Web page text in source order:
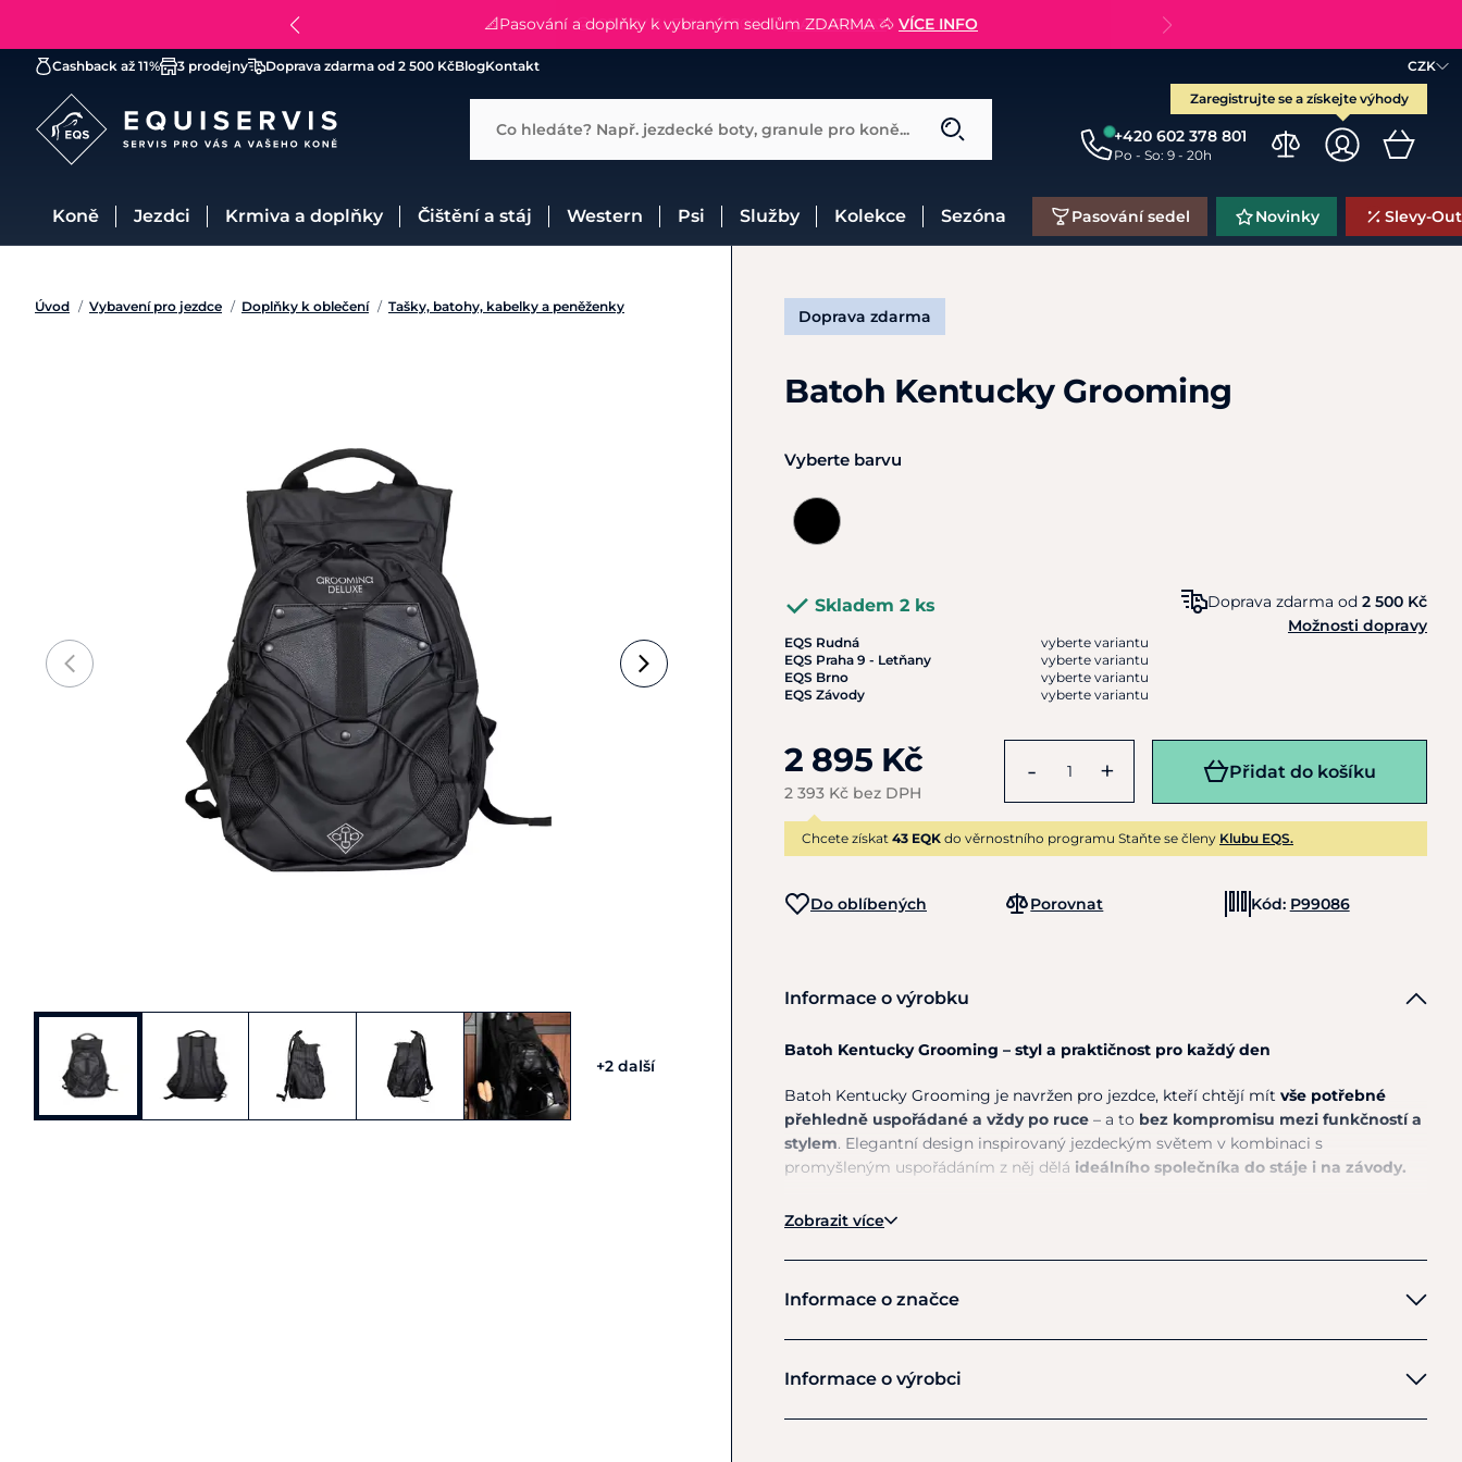
SLEVA 13% na vše od Cassini! CHCI SLEVU
😮 CRAZY SLEVY AŽ 70% 😮 NAKUPOVAT
📐Pasování a doplňky k vybraným sedlům ZDARMA 🐴 VÍCE INFO
CZK
Zaregistrujte se a získejte výhody
+420 602 378 801
Po - So: 9 - 20h
Cashback až 11% 3 prodejny Doprava zdarma od 2 500 KčBlogKontakt
Co hledáte? Např. jezdecké boty, granule pro koně...
Koně Jezdci Krmiva a doplňky Čištění a stáj Western Psi Služby Kolekce Sezóna Pasování sedel Novinky Slevy-
Úvod / Vybavení pro jezdce / Doplňky k oblečení / Tašky, batohy, kabelky a peněženky
+2 další
Doprava zdarma
Batoh Kentucky Grooming
Vyberte barvu
Skladem 2 ks
EQS Rudná
vyberte variantu
EQS Praha 9 - Letňany
vyberte variantu
EQS Brno
vyberte variantu
EQS Závody
vyberte variantu
Doprava zdarma od 2 500 Kč
Možnosti dopravy
2 895 Kč
2 393 Kč bez DPH
- + Přidat do košíku
Chcete získat 43 EQK do věrnostního programu Staňte se členy Klubu EQS.
Do oblíbených Porovnat Kód: P99086
Informace o výrobku
Batoh Kentucky Grooming – styl a praktičnost pro každý den
Batoh Kentucky Grooming je navržen pro jezdce, kteří chtějí mít vše potřebné
přehledně uspořádané a vždy po ruce – a to bez kompromisu mezi funkčností a
stylem. Elegantní design inspirovaný jezdeckým světem v kombinaci s
promyšleným uspořádáním z něj dělá ideálního společníka do stáje i na závody.
Díkymnožství kapes
takéodnímatelný kožený prvek, který umožňuje personalizaci – například výšivkou
nošení po celý den.
více kapes pro přehledné uspořádání
Zobrazit více
Informace o značce
Kentucky
Informace o výrobci